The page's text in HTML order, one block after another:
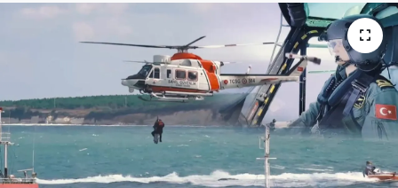
Dünya
MAGAZİN
Bilim, Teknoloji